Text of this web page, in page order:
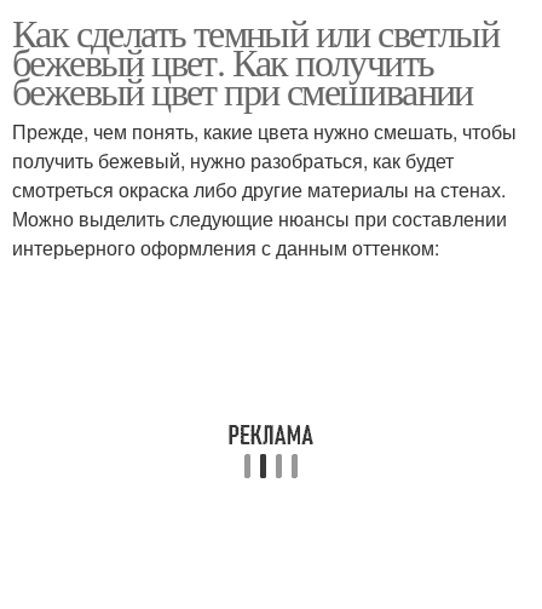
интерьер
Как сделать темный или светлый
бежевый цвет. Как получить
бежевый цвет при смешивании
Прежде, чем понять, какие цвета нужно смешать, чтобы
получить бежевый, нужно разобраться, как будет
смотреться окраска либо другие материалы на стенах.
Можно выделить следующие нюансы при составлении
интерьерного оформления с данным оттенком: